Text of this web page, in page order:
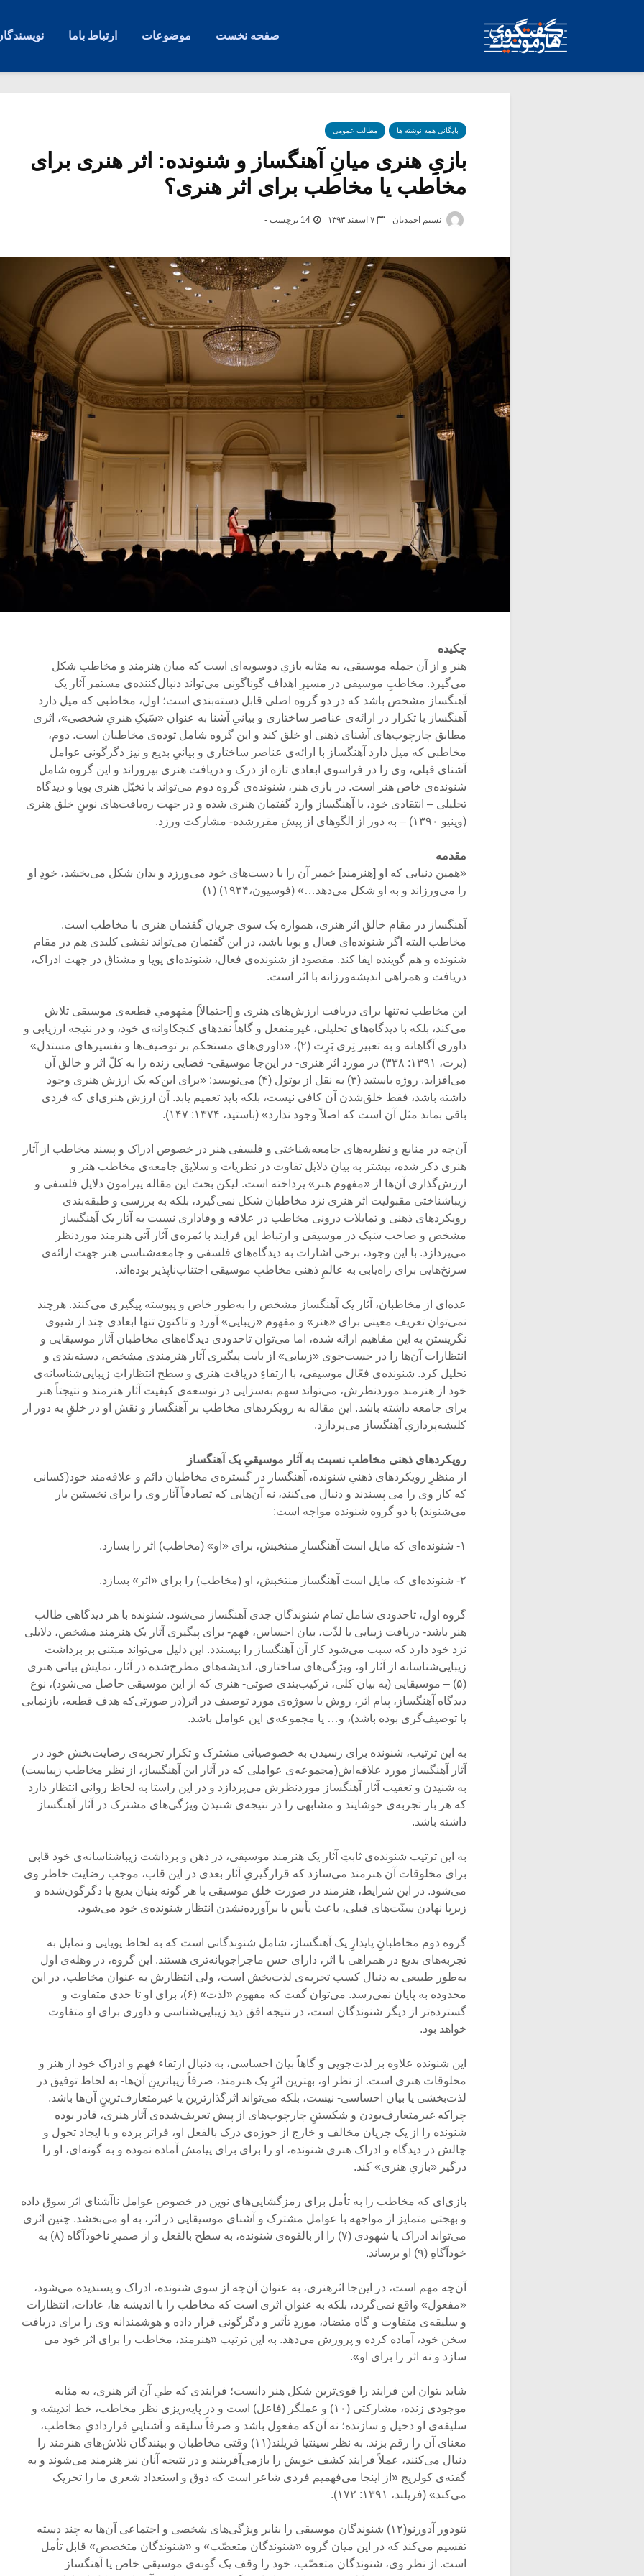
صفحه نخست موضوعات ارتباط باما
بایگانی همه نوشته ها مطالب عمومی
بازیِ هنری میانِ آهنگساز و شنونده: اثر هنری برای
مخاطب یا مخاطب برای اثر هنری؟
نسیم احمدیان ۷ اسفند ۱۳۹۳ 14 برچسب -
چکیده
هنر و از آن جمله موسیقی، به مثابه بازیِ دوسویه‌ای است که میان هنرمند و مخاطب شکل
می‌گیرد. مخاطبِ موسیقی در مسیرِ اهداف گوناگونی می‌تواند دنبال‌کننده‌ی مستمر آثار یک
آهنگساز مشخص باشد که در دو گروه اصلی قابل دسته‌بندی است؛ اول، مخاطبی که میل دارد
آهنگساز با تکرار در ارائه‌ی عناصر ساختاری و بیانیِ آشنا به عنوان «سَبکِ هنریِ شخصی»، اثری
مطابق چارچوب‌های آشنای ذهنی او خلق کند و این گروه شامل توده‌ی مخاطبان است. دوم،
مخاطبی که میل دارد آهنگساز با ارائه‌ی عناصر ساختاری و بیانیِ بدیع و نیز دگرگونی عوامل
آشنای قبلی، وی را در فراسوی ابعادی تازه از درک و دریافت هنری بپروراند و این گروه شامل
شنونده‌ی خاص هنر است. در بازی هنر، شنونده‌ی گروه دوم می‌تواند با تخیّل هنری پویا و دیدگاه
تحلیلی – انتقادی خود، با آهنگساز وارد گفتمان هنری شده و در جهت ره‌یافت‌های نوینِ خلق هنری
(وینیو ۱۳۹۰) – به دور از الگوهای از پیش مقررشده- مشارکت ورزد.
مقدمه
«همین دنیایی که او [هنرمند] خمیر آن را با دست‌های خود می‌ورزد و بدان شکل می‌بخشد، خودِ او
را می‌ورزاند و به او شکل می‌دهد…» (فوسیون،۱۹۳۴) (۱)
آهنگساز در مقام خالق اثر هنری، همواره یک سوی جریان گفتمان هنری با مخاطب است.
مخاطب البته اگر شنونده‌ای فعال و پویا باشد، در این گفتمان می‌تواند نقشی کلیدی هم در مقام
شنونده و هم گوینده ایفا کند. مقصود از شنونده‌ی‌ فعال، شنونده‌ای پویا و مشتاق در جهت ادراک،
دریافت و همراهی اندیشه‌ورزانه با اثر است.
این مخاطب نه‌تنها برای دریافت ارزش‌های هنری و [احتمالاً] مفهومیِ قطعه‌ی موسیقی تلاش
می‌کند، بلکه با دیدگاه‌های تحلیلی، غیرمنفعل و گاهاً نقدهای کنجکاوانه‌ی خود، و در نتیجه ارزیابی و
داوری آگاهانه و به تعبیر تِری بَرِت (۲)، «داوری‌های مستحکم بر توصیف‌ها و تفسیرهای مستدل»
(برت، ۱۳۹۱: ۳۳۸) در مورد اثر هنری- در این‌جا موسیقی- فضایی زنده را به کلّ اثر و خالق آن
می‌افزاید. روژه باستید (۳) به نقل از بوتول (۴) می‌نویسد: «برای این‌که یک ارزش هنری وجود
داشته باشد، فقط خلق‌شدن آن کافی نیست، بلکه باید تعمیم یابد. آن ارزش هنری‌ای که فردی
باقی بماند مثل آن است که اصلاً وجود ندارد» (باستید، ۱۳۷۴: ۱۴۷).
آن‌چه در منابع و نظریه‌های جامعه‌شناختی و فلسفی هنر در خصوص ادراک و پسند مخاطب از آثار
هنری ذکر شده، بیشتر به بیانِ دلایل تفاوت در نظریات و سلایق جامعه‌ی مخاطب هنر و
ارزش‌گذاری آن‌ها از «مفهوم هنر» پرداخته است. لیکن بحث این مقاله پیرامون دلایل فلسفی و
زیباشناختی مقبولیت اثر هنری نزد مخاطبان شکل نمی‌گیرد، بلکه به بررسی و طبقه‌بندی
رویکردهای ذهنی و تمایلات درونی مخاطب در علاقه و وفاداری نسبت به آثار یک آهنگساز
مشخص و صاحب‌ سَبک در موسیقی و ارتباط این فرایند با ثمره‌ی آثار آتی هنرمند موردنظر
می‌پردازد. با این وجود، برخی اشارات به دیدگاه‌های فلسفی و جامعه‌شناسی هنر جهت ارائه‌ی
سرنخ‌هایی برای راه‌یابی به عالمِ ذهنی مخاطبِ موسیقی اجتناب‌ناپذیر بوده‌اند.
عده‌ای از مخاطبان، آثار یک آهنگساز مشخص را به‌طور خاص و پیوسته پیگیری می‌کنند. هرچند
نمی‌توان تعریف معینی برای «هنر» و مفهوم «زیبایی» آورد و تاکنون تنها ابعادی چند از شیو‌ی
نگریستن به این مفاهیم ارائه شده، اما می‌توان تاحدودی دیدگاه‌های مخاطبان آثار موسیقایی و
انتظارات آن‌ها را در جست‌جوی «زیبایی» از بابت پیگیری آثار هنرمندی مشخص، دسته‌بندی و
تحلیل کرد. شنونده‌ی فعّال موسیقی، با ارتقاءِ دریافت هنری و سطح انتظاراتِ زیبایی‌شناسانه‌ی
خود از هنرمند موردنظرش، می‌تواند سهم به‌سزایی در توسعه‌ی کیفیت آثار هنرمند و نتیجتاً هنر
برای جامعه داشته باشد. این مقاله به رویکردهای مخاطب بر آهنگساز و نقش او در خلقِ به دور از
کلیشه‌پردازیِ آهنگساز می‌پردازد.
رویکردهای ذهنی مخاطب نسبت به آثار موسیقیِ یک آهنگساز
از منظرِ رویکردهای ذهنیِ شنونده، آهنگساز در گستره‌ی مخاطبان دائم و علاقه‌مند خود(کسانی
که کار وی را می پسندند و دنبال می‌کنند، نه آن‌هایی که تصادفاً آثار وی را برای نخستین بار
می‌شنوند) با دو گروه شنونده مواجه است:
۱- شنونده‌ای که مایل است آهنگسازِ منتخبش، برای «او» (مخاطب) اثر را بسازد.
۲- شنونده‌ای که مایل است آهنگساز منتخبش، او (مخاطب) را برای «اثر» بسازد.
گروه اول، تاحدودی شامل تمام شنوندگان جدی آهنگساز می‌شود. شنونده با هر دیدگاهی طالب
هنر باشد- دریافت زیبایی یا لذّت، بیان احساس، فهم- برای پیگیری آثار یک هنرمند مشخص، دلایلی
نزد خود دارد که سبب می‌شود کار آن آهنگساز را بپسندد. این دلیل می‌تواند مبتنی بر برداشت
زیبایی‌شناسانه از آثار او، ویژگی‌های ساختاری، اندیشه‌های مطرح‌شده در آثار، نمایش بیانی هنری
(۵) – موسیقایی (به بیان کلی، ترکیب‌بندی صوتی- هنری که از این موسیقی حاصل می‌شود)، نوع
دیدگاه آهنگساز، پیام اثر، روش یا سوژه‌ی مورد توصیف در اثر(در صورتی‌که هدف قطعه، بازنمایی
یا توصیف‌گری بوده باشد)، و… یا مجموعه‌ی این عوامل باشد.
به این ترتیب، شنونده برای رسیدن به خصوصیاتی مشترک و تکرار تجربه‌ی رضایت‌بخش خود در
آثار آهنگساز مورد علاقه‌اش(مجموعه‌ی عواملی که در آثار این آهنگساز، از نظر مخاطب زیباست)
به شنیدن و تعقیب آثار آهنگساز موردنظرش می‌پردازد و در این راستا به لحاظ روانی انتظار دارد
که هر بار تجربه‌ی خوشایند و مشابهی را در نتیجه‌ی شنیدن ویژگی‌های مشترک در آثار آهنگساز
داشته باشد.
به این ترتیب شنونده‌ی‌ ثابتِ آثار یک هنرمند موسیقی، در ذهن و برداشت زیباشناسانه‌ی خود قابی
برای مخلوقات آن هنرمند می‌سازد که قرارگیریِ آثار بعدی در این قاب، موجب رضایت خاطر وی
می‌شود. در این شرایط، هنرمند در صورت خلق موسیقی با هر گونه بنیان‌ بدیع یا دگرگون‌شده و
زیرپا نهادن سنّت‌های قبلی‌، باعث یأس یا برآورده‌نشدن انتظار شنونده‌ی‌ خود می‌شود.
گروه دوم مخاطبانِ پایدارِ یک آهنگساز، شامل شنوندگانی است که به لحاظ پویایی و تمایل به
تجربه‌های بدیع در همراهی با اثر، دارای حس ماجراجویانه‌تری هستند. این گروه، در وهله‌ی اول
به‌طور طبیعی به دنبال کسب تجربه‌ی لذت‌بخش است، ولی انتظارش به عنوان مخاطب، در این
محدوده به پایان نمی‌رسد. می‌توان گفت که مفهوم «لذت» (۶)، برای او تا حدی متفاوت و
گسترده‌تر از دیگر شنوندگان است، در نتیجه افق دید زیبایی‌شناسی و داوری برای او متفاوت
خواهد بود.
این شنونده علاوه بر لذت‌جویی و گاهاً بیان احساسی، به دنبال ارتقاء فهم و ادراک خود از هنر و
مخلوقات هنری است. از نظر او، بهترین اثرِ یک هنرمند، صرفاً زیباترینِ آن‌ها- به لحاظ توفیق در
لذت‌بخشی یا بیان احساسی- نیست، بلکه می‌تواند اثرگذارترین یا غیرمتعارف‌ترینِ آن‌ها باشد.
چراکه غیرمتعارف‌بودن و شکستنِ چارچوب‌های از پیش‌ تعریف‌شده‌ی آثار هنری، قادر بوده
شنونده را از یک جریان مخالف و خارج از حوزه‌ی درک بالفعل او، فراتر برده و با ایجاد تحول و
چالش در دیدگاه و ادراک هنر‌ی شنونده، او را برای برای پیامش آماده نموده و به گونه‌ای، او را
درگیر «بازیِ هنری» کند.
بازی‌ای که مخاطب را به تأمل برای رمزگشایی‌های نوین در خصوص عوامل ناآشنای اثر سوق داده
و بهجتی متمایز از مواجهه با عوامل مشترک و آشنای موسیقایی در اثر، به او می‌بخشد. چنین اثری
می‌تواند ادراک یا شهودی (۷) را از بالقوه‌ی شنونده، به سطح بالفعل و از ضمیرِ ناخودآگاه (۸) به
خودآگاهِ (۹) او برساند.
آن‌چه مهم است، در این‌جا اثرهنری، به عنوان آن‌چه از سوی شنونده، ادراک و پسندیده می‌شود،
«مفعول» واقع نمی‌گردد، بلکه به عنوان اثری است که مخاطب را با اندیشه ها، عادات، انتظارات
و سلیقه‌ی متفاوت و گاه متضاد، موردِ تأثیر و دگرگونی قرار داده و هوشمندانه وی را برای دریافت
سخن خود، آماده‌ کرده و پرورش می‌دهد. به این ترتیب «هنرمند، مخاطب را برای اثر خود می
سازد و نه اثر را برای او».
شاید بتوان این فرایند را قوی‌ترین شکل هنر دانست؛ فرایندی که طیِ آن اثر هنری، به مثابه
موجودی زنده، مشارکتی (۱۰) و عملگر (فاعل) است و در پایه‌ریزی نظر مخاطب، خط اندیشه و
سلیقه‌ی او دخیل و سازنده؛ نه آن‌که مفعول باشد و صرفاً سلیقه و آشناییِ قراردادیِ مخاطب،
معنای آن را رقم بزند. به نظر سینتیا فریلند(۱۱) وقتی مخاطبان و بینندگان تلاش‌های هنرمند را
دنبال می‌کنند، عملاً فرایند کشف خویش را بازمی‌آفرینند و در نتیجه آنان نیز هنرمند می‌شوند و به
گفته‌ی کولریج «از اینجا می‌فهمیم فردی شاعر است که ذوق و استعداد شعری ما را تحریک
می‌کند» (فریلند، ۱۳۹۱: ۱۷۲).
تئودور آدورنو(۱۲) شنوندگان موسیقی را بنابر ویژگی‌های شخصی و اجتماعی آن‌ها به چند دسته
تقسیم می‌کند که در این میان گروه «شنوندگان متعصّب» و «شنوندگان متخصص» قابل تأمل
است. از نظر وی، شنوندگان متعصّب، خود را وقف یک گونه‌ی موسیقی خاص یا آهنگساز